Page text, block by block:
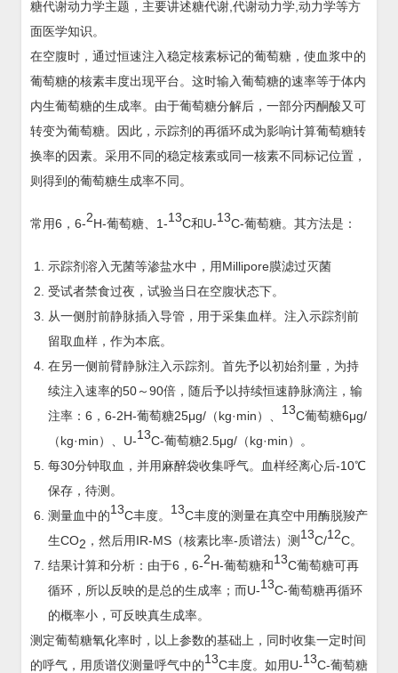
糖代谢动力学主题，主要讲述糖代谢,代谢动力学,动力学等方
面医学知识。
在空腹时，通过恒速注入稳定核素标记的葡萄糖，使血浆中的
葡萄糖的核素丰度出现平台。这时输入葡萄糖的速率等于体内
内生葡萄糖的生成率。由于葡萄糖分解后，一部分丙酮酸又可
转变为葡萄糖。因此，示踪剂的再循环成为影响计算葡萄糖转
换率的因素。采用不同的稳定核素或同一核素不同标记位置，
则得到的葡萄糖生成率不同。
常用6，6-2H-葡萄糖、1-13C和U-13C-葡萄糖。其方法是：
示踪剂溶入无菌等渗盐水中，用Millipore膜滤过灭菌
受试者禁食过夜，试验当日在空腹状态下。
从一侧肘前静脉插入导管，用于采集血样。注入示踪剂前
留取血样，作为本底。
在另一侧前臂静脉注入示踪剂。首先予以初始剂量，为持
续注入速率的50～90倍，随后予以持续恒速静脉滴注，输
注率：6，6-2H-葡萄糖25μg/（kg·min）、 13C葡萄糖6μg/
（kg·min）、U-13C-葡萄糖2.5μg/（kg·min）。
每30分钟取血，并用麻醉袋收集呼气。血样经离心后-10℃
保存，待测。
测量血中的13C丰度。 13C丰度的测量在真空中用酶脱羧产
生CO2 ，然后用IR-MS（核素比率-质谱法）测 13C/12C。
结果计算和分析：由于6，6-2H-葡萄糖和13C葡萄糖可再
循环，所以反映的是总的生成率；而U-13C-葡萄糖再循环
的概率小，可反映真生成率。
测定葡萄糖氧化率时，以上参数的基础上，同时收集一定时间
的呼气，用质谱仪测量呼气中的13C丰度。如用U-13C-葡萄糖